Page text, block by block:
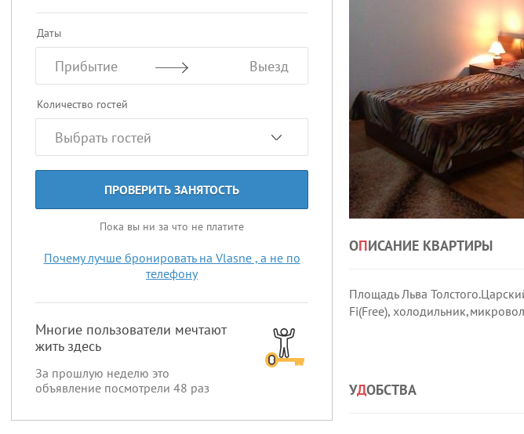
Даты
Прибытие Выезд
Количество гостей
ПРОВЕРИТЬ ЗАНЯТОСТЬ
Пока вы ни за что не платите
Почему лучше бронировать на Vlasne , а не по
телефону
Многие пользователи мечтают
жить здесь
За прошлую неделю это
объявление посмотрели 48 раз
ОПИСАНИЕ КВАРТИРЫ
Площадь Льва
Fi(Free),
УДОБСТВА